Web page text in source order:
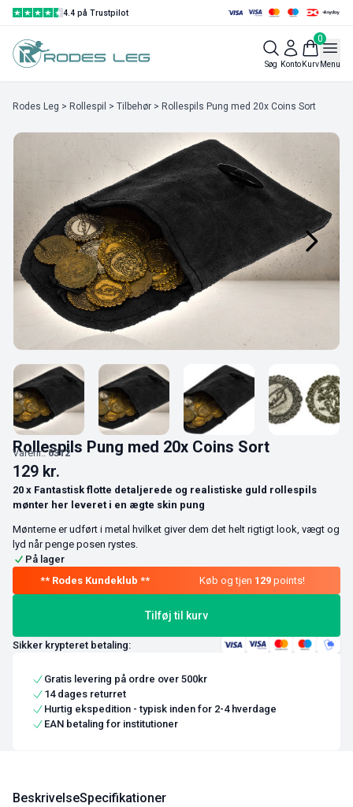
4.4 på Trustpilot
Søg Konto
0
KurvMenu
Rodes Leg > Rollespil > Tilbehør > Rollespils Pung med 20x Coins Sort
Rollespils Pung med 20x Coins Sort
Varenr.:6312
129 kr.
20 x Fantastisk flotte detaljerede og realistiske guld rollespils
mønter her leveret i en ægte skin pung
Mønterne er udført i metal hvilket giver dem det helt rigtigt look, vægt og
lyd når penge posen rystes.
På lager
Køb og tjen 129 points!
Tilføj til kurv
Sikker krypteret betaling:
Gratis levering på ordre over 500kr
14 dages returret
Hurtig ekspedition - typisk inden for 2-4 hverdage
EAN betaling for institutioner
BeskrivelseSpecifikationer